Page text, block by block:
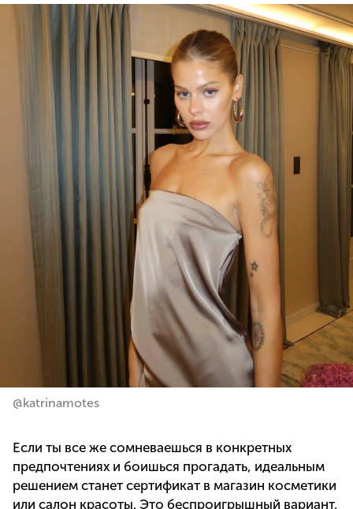
@katrinamotes
Если ты все же сомневаешься в конкретных
предпочтениях и боишься прогадать, идеальным
решением станет сертификат в магазин косметики
или салон красоты. Это беспроигрышный вариант,